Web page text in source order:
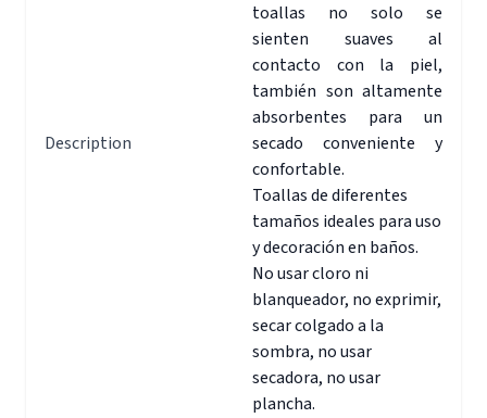
Description
toallas no solo se
sienten suaves al
contacto con la piel,
también son altamente
absorbentes para un
secado conveniente y
confortable.
Toallas de diferentes
tamaños ideales para uso
y decoración en baños.
No usar cloro ni
blanqueador, no exprimir,
secar colgado a la
sombra, no usar
secadora, no usar
plancha.